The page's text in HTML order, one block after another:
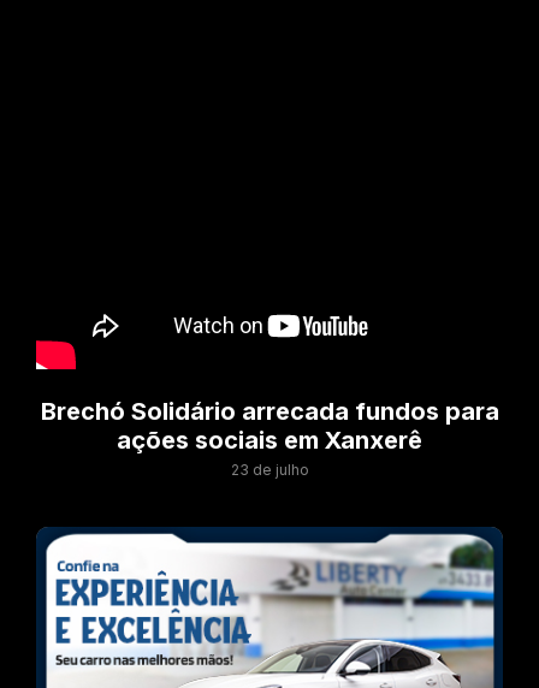
Brechó Solidário arrecada fundos para
ações sociais em Xanxerê
23 de julho